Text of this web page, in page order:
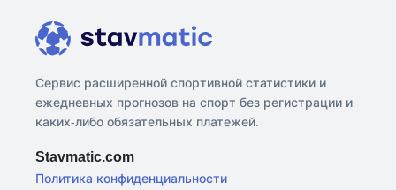
Сервис расширенной спортивной статистики и
ежедневных прогнозов на спорт без регистрации и
каких-либо обязательных платежей.
Stavmatic.com
Политика конфиденциальности